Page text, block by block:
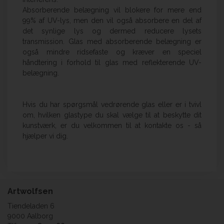
Absorberende belægning vil blokere for mere end
99% af UV-lys, men den vil også absorbere en del af
det synlige lys og dermed reducere lysets
transmission. Glas med absorberende belægning er
også mindre ridsefaste og kræver en speciel
håndtering i forhold til glas med reflekterende UV-
belægning.
Hvis du har spørgsmål vedrørende glas eller er i tvivl
om, hvilken glastype du skal vælge til at beskytte dit
kunstværk, er du velkommen til at kontakte os - så
hjælper vi dig.
Artwolfsen
Tiendeladen 6
9000 Aalborg